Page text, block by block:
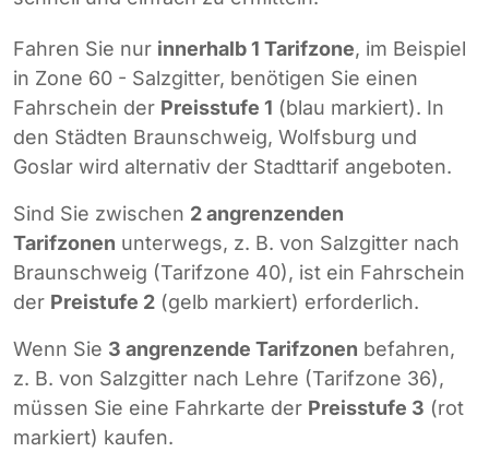
Fahren Sie nur innerhalb 1 Tarifzone, im Beispiel
in Zone 60 - Salzgitter, benötigen Sie einen
Fahrschein der Preisstufe 1 (blau markiert). In
den Städten Braunschweig, Wolfsburg und
Goslar wird alternativ der Stadttarif angeboten.
Sind Sie zwischen 2 angrenzenden
Tarifzonen unterwegs, z. B. von Salzgitter nach
Braunschweig (Tarifzone 40), ist ein Fahrschein
der Preistufe 2 (gelb markiert) erforderlich.
Wenn Sie 3 angrenzende Tarifzonen befahren,
z. B. von Salzgitter nach Lehre (Tarifzone 36),
müssen Sie eine Fahrkarte der Preisstufe 3 (rot
markiert) kaufen.